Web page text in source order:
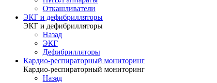
Откашливатели
ЭКГ и дефибрилляторы
ЭКГ и дефибрилляторы
Назад
ЭКГ
Дефибрилляторы
Кардио-респираторный мониторинг
Кардио-респираторный мониторинг
Назад